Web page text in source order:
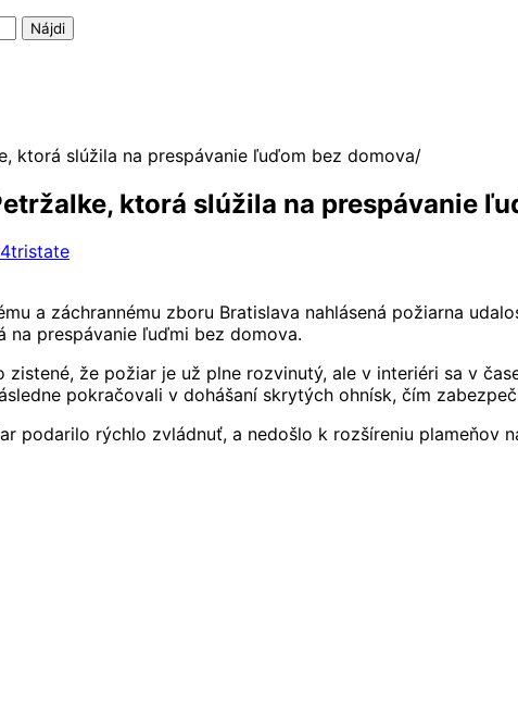
ktorá slúžila na prespávanie ľuďom bez domova
ktorá slúžila na prespávanie
tristate
a záchrannému zboru Bratislava nahlásená požiarna
na prespávanie ľuďmi bez domova.
že požiar je už plne rozvinutý, ale v interiéri sa v
pokračovali v dohášaní skrytých ohnísk, čím
podarilo rýchlo zvládnuť, a nedošlo k rozšíreniu